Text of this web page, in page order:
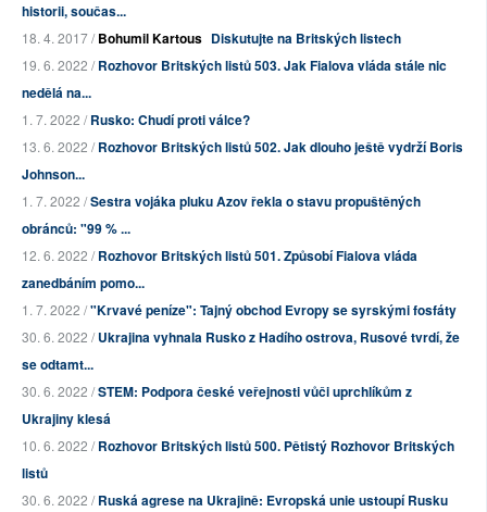
historii, součas...
18. 4. 2017 /Bohumil Kartous Diskutujte na Britských listech
19. 6. 2022 /Rozhovor Britských listů 503. Jak Fialova vláda stále nic
nedělá na...
1. 7. 2022 /Rusko: Chudí proti válce?
13. 6. 2022 /Rozhovor Britských listů 502. Jak dlouho ještě vydrží Boris
Johnson...
1. 7. 2022 /Sestra vojáka pluku Azov řekla o stavu propuštěných
obránců: "99 % ...
12. 6. 2022 /Rozhovor Britských listů 501. Způsobí Fialova vláda
zanedbáním pomo...
1. 7. 2022 /"Krvavé peníze": Tajný obchod Evropy se syrskými fosfáty
30. 6. 2022 /Ukrajina vyhnala Rusko z Hadího ostrova, Rusové tvrdí, že
se odtamt...
30. 6. 2022 /STEM: Podpora české veřejnosti vůči uprchlíkům z
Ukrajiny klesá
10. 6. 2022 /Rozhovor Britských listů 500. Pětistý Rozhovor Britských
listů
30. 6. 2022 /Ruská agrese na Ukrajině: Evropská unie ustoupí Rusku